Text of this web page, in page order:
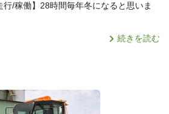
/稼働】28時間毎年冬になると思いま
続きを読む